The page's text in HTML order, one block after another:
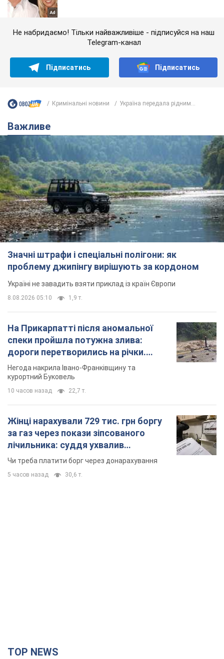
Не набридаємо! Тільки найважливіше - підписуйся на наш
Telegram-канал
Підписатись Підписатись
Кримінальні новини Україна передала рідним...
Важливе
Значні штрафи і спеціальні полігони: як
проблему джипінгу вирішують за кордоном
Україні не завадить взяти приклад із країн Європи
8.08.2026 05:10 1,9 т.
На Прикарпатті після аномальної
спеки пройшла потужна злива:
дороги перетворились на річки.
Відео
Негода накрила Івано-Франківщину та
курортний Буковель
10 часов назад 22,7 т.
Жінці нарахували 729 тис. грн боргу
за газ через покази зіпсованого
лічильника: суддя ухвалив
неочікуване рішення
Чи треба платити борг через донарахування
5 часов назад 30,6 т.
TOP NEWS